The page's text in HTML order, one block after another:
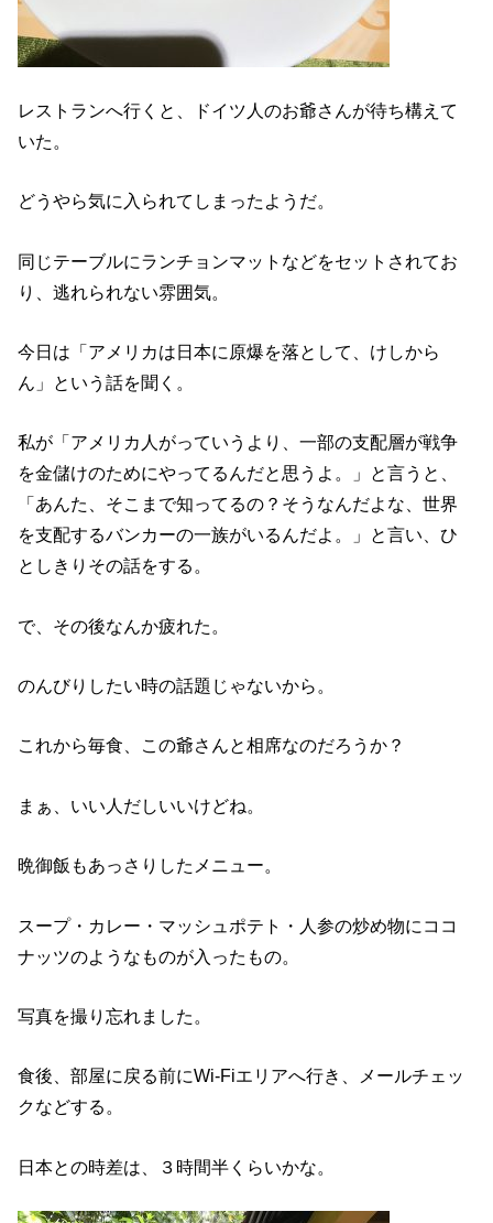
レストランへ行くと、ドイツ人のお爺さんが待ち構えて
いた。
どうやら気に入られてしまったようだ。
同じテーブルにランチョンマットなどをセットされてお
り、逃れられない雰囲気。
今日は「アメリカは日本に原爆を落として、けしから
ん」という話を聞く。
私が「アメリカ人がっていうより、一部の支配層が戦争
を金儲けのためにやってるんだと思うよ。」と言うと、
「あんた、そこまで知ってるの？そうなんだよな、世界
を支配するバンカーの一族がいるんだよ。」と言い、ひ
としきりその話をする。
で、その後なんか疲れた。
のんびりしたい時の話題じゃないから。
これから毎食、この爺さんと相席なのだろうか？
まぁ、いい人だしいいけどね。
晩御飯もあっさりしたメニュー。
スープ・カレー・マッシュポテト・人参の炒め物にココ
ナッツのようなものが入ったもの。
写真を撮り忘れました。
食後、部屋に戻る前にWi-Fiエリアへ行き、メールチェッ
クなどする。
日本との時差は、３時間半くらいかな。